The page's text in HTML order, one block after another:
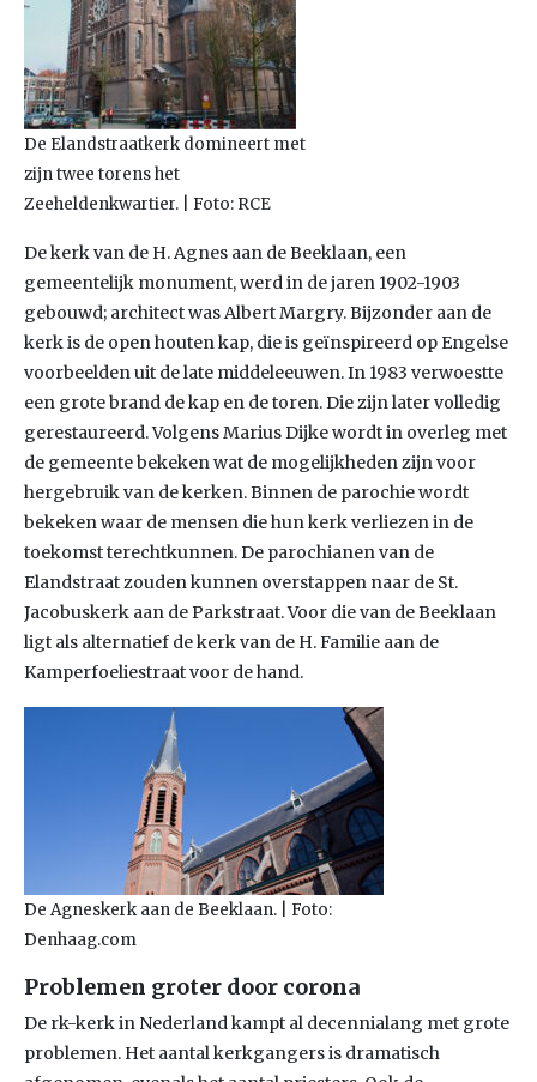
De Elandstraatkerk domineert met
zijn twee torens het
Zeeheldenkwartier. | Foto: RCE
De kerk van de H. Agnes aan de Beeklaan, een
gemeentelijk monument, werd in de jaren 1902-1903
gebouwd; architect was Albert Margry. Bijzonder aan de
kerk is de open houten kap, die is geïnspireerd op Engelse
voorbeelden uit de late middeleeuwen. In 1983 verwoestte
een grote brand de kap en de toren. Die zijn later volledig
gerestaureerd. Volgens Marius Dijke wordt in overleg met
de gemeente bekeken wat de mogelijkheden zijn voor
hergebruik van de kerken. Binnen de parochie wordt
bekeken waar de mensen die hun kerk verliezen in de
toekomst terechtkunnen. De parochianen van de
Elandstraat zouden kunnen overstappen naar de St.
Jacobuskerk aan de Parkstraat. Voor die van de Beeklaan
ligt als alternatief de kerk van de H. Familie aan de
Kamperfoeliestraat voor de hand.
De Agneskerk aan de Beeklaan. | Foto:
Denhaag.com
Problemen groter door corona
De rk-kerk in Nederland kampt al decennialang met grote
problemen. Het aantal kerkgangers is dramatisch